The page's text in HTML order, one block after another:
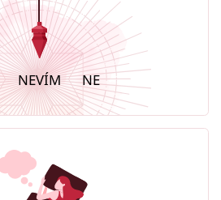
NEVÍM NE